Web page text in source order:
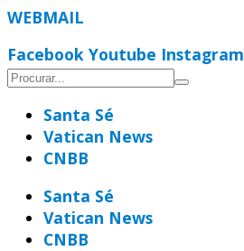
WEBMAIL
Facebook Youtube Instagram
Santa Sé
Vatican News
CNBB
Santa Sé
Vatican News
CNBB